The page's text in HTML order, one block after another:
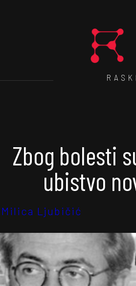
Zbog bolesti
ubistvo
Milica Ljubičić